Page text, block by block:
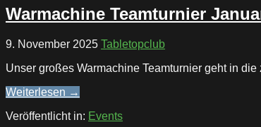
Warmachine Teamturnier
9. November 2025 Tabletopclub
Unser großes Warmachine Teamturnier geht in
Weiterlesen →
Veröffentlicht in: Events